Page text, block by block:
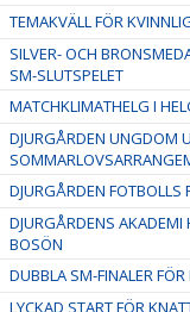
TEMAKVÄLL FÖR
SILVER- OCH
SM-SLUTSPELET
MATCHKLIMATHELG I
DJURGÅRDEN UNGDOM
DJURGÅRDEN FOTBOLLS
DJURGÅRDENS AKADEMI
BOSÖN
DUBBLA SM-FINALER
LYCKAD START FÖR